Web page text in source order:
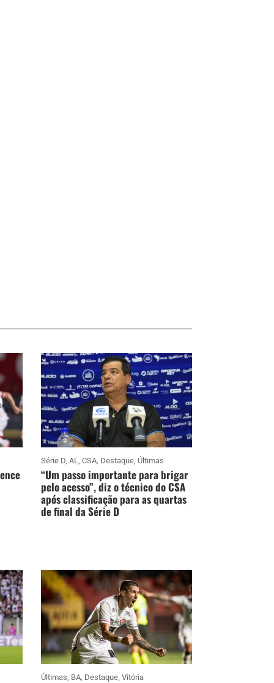
Série D,AL,CSA, Destaque, Últimas
“Um passo importante para brigar
pelo acesso”, diz o técnico do CSA
após classificação para as quartas
de final da Série D
Últimas, BA, Destaque,Vitória